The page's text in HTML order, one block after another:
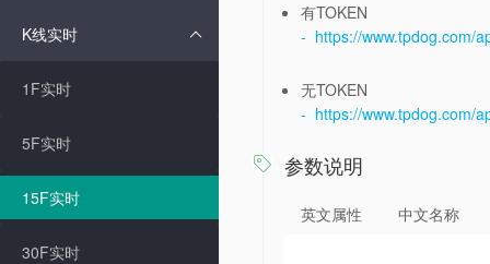
K线实时
1F实时
5F实时
15F实时
30F实时
有TOKEN
- https://www.tpdog.com/
无TOKEN
- https://www.tpdog.com/
 参数说明
英文属性 中文名称